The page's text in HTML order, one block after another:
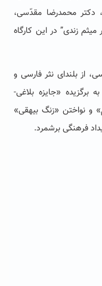
دکتر محمدرضا مقدّسی،
زندی” در این کارگاه
از بلندای نثر فارسی و
برگزیده «جایزه بلاغی-
و نواختن «زنگ بیهقی»
فرهنگی برشمرد.